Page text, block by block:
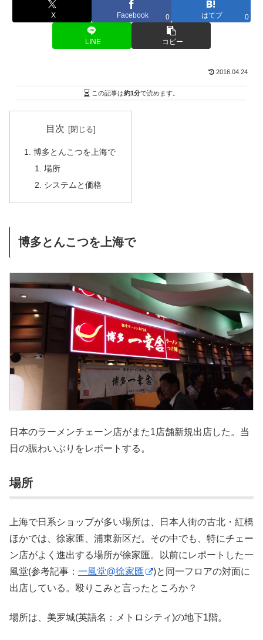
X Facebook 0 はてブ 0
LINE コピー
2016.04.24
この記事は約1分で読めます。
目次
博多とんこつを上海で
場所
システムと価格
博多とんこつを上海で
日本のラーメンチェーン店がまた1店舗新規出店した。当
日の賑わいぶりをレポートする。
場所
上海で日系ショップが多い場所は、日本人街の古北・紅橋
ほかでは、徐家匯、浦東新区だ。その中でも、特にチェー
ン店がよく進出する場所が徐家匯。以前にレポートした一
風堂(参考記事： 一風堂@徐家匯
)と同一フロアの対面に
出店している。殴りこみと言ったところか？
場所は、美罗城(英語名：メトロシティ)の地下1階。